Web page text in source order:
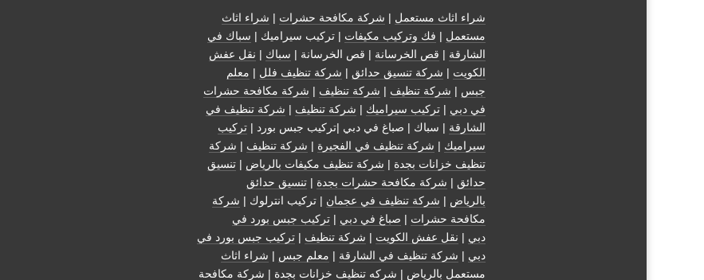
شراء اثاث مستعمل | شركة مكافحة حشرات | شراء اثاث
مستعمل | فك وتركيب مكيفات | تركيب سيراميك | سباك في
الشارقة | قص الخرسانة | قص الخرسانة | سباك | نقل عفش
الكويت | شركة تنسيق حدائق | شركة تنظيف فلل | معلم
جبس | شركة تنظيف | شركة تنظيف | شركة مكافحة حشرات
في دبي |تركيب سيراميك | شركة تنظيف | شركة تنظيف في
الشارقة | سباك | صباغ في دبي |تركيب جبس بورد |تركيب
سيراميك | شركة تنظيف في الفجيرة | شركة تنظيف | شركة
تنظيف خزانات بجدة | شركة تنظيف مكيفات بالرياض |تنسيق
حدائق | شركة مكافحة حشرات بجدة |تنسيق حدائق
بالرياض | شركة تنظيف في عجمان | تركيب انترلوك | شركة
مكافحة حشرات | صباغ في دبي |تركيب جبس بورد في
دبي | نقل عفش الكويت | شركة تنظيف |تركيب جبس بورد في
دبي | شركة تنظيف في الشارقة | معلم جبس | شراء اثاث
مستعمل بالرياض | شركه تنظيف خزانات بجدة | شركة مكافحة